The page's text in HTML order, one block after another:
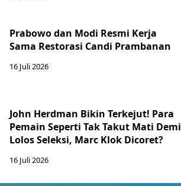
Prabowo dan Modi Resmi Kerja
Sama Restorasi Candi Prambanan
16 Juli 2026
John Herdman Bikin Terkejut! Para
Pemain Seperti Tak Takut Mati Demi
Lolos Seleksi, Marc Klok Dicoret?
16 Juli 2026